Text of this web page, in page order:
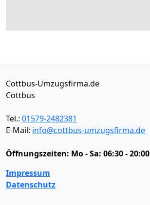
Cottbus-Umzugsfirma.de
Cottbus
Tel.: 01579-2482381
E-Mail: info@cottbus-umzugsfirma.de
Öffnungszeiten: Mo - Sa: 06:30 -
Impressum
Datenschutz